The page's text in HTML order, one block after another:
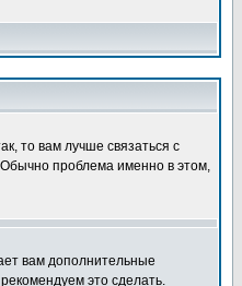
то вам лучше связаться с
проблема именно в этом,
вам дополнительные
это сделать.